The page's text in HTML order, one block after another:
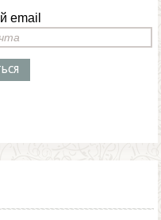
email